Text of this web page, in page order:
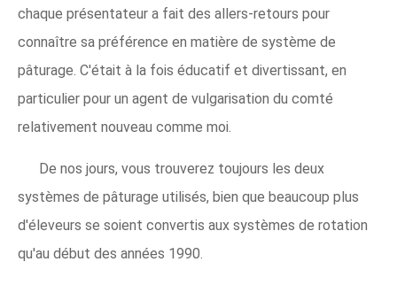
chaque présentateur a fait des allers-retours pour
connaître sa préférence en matière de système de
pâturage. C'était à la fois éducatif et divertissant, en
particulier pour un agent de vulgarisation du comté
relativement nouveau comme moi.
De nos jours, vous trouverez toujours les deux
systèmes de pâturage utilisés, bien que beaucoup plus
d'éleveurs se soient convertis aux systèmes de rotation
qu'au début des années 1990.